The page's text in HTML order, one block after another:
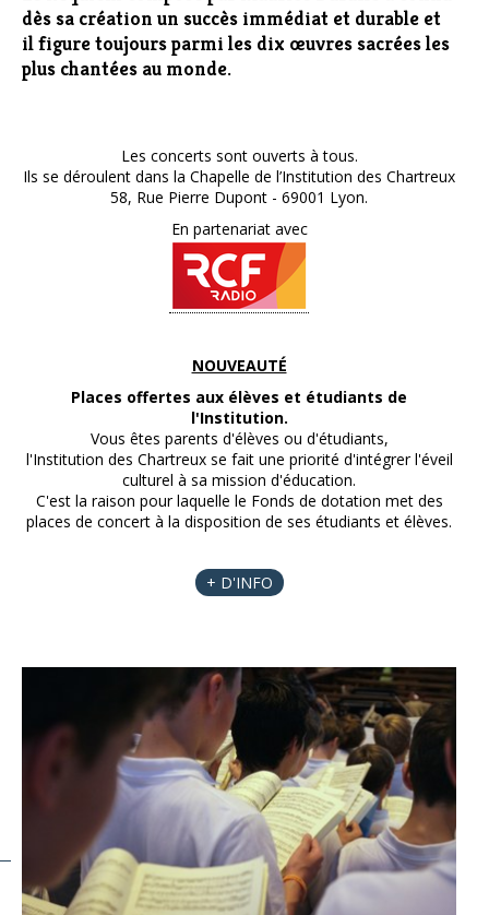
dès sa création un succès immédiat et durable et
il figure toujours parmi les dix œuvres sacrées les
plus chantées au monde.
Les concerts sont ouverts à tous.
Ils se déroulent dans la Chapelle de l’Institution des Chartreux
58, Rue Pierre Dupont - 69001 Lyon.
En partenariat avec
NOUVEAUTÉ
Places offertes aux élèves et étudiants de
l'Institution.
Vous êtes parents d'élèves ou d'étudiants,
l'Institution des Chartreux se fait une priorité d'intégrer l'éveil
culturel à sa mission d'éducation.
C'est la raison pour laquelle le Fonds de dotation met des
places de concert à la disposition de ses étudiants et élèves.
+ D'INFO